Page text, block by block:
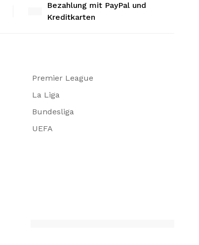
Bezahlung mit PayPal und
Kreditkarten
Premier League
La Liga
Bundesliga
UEFA